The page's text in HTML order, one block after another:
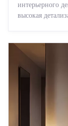
интерьерного
высокая